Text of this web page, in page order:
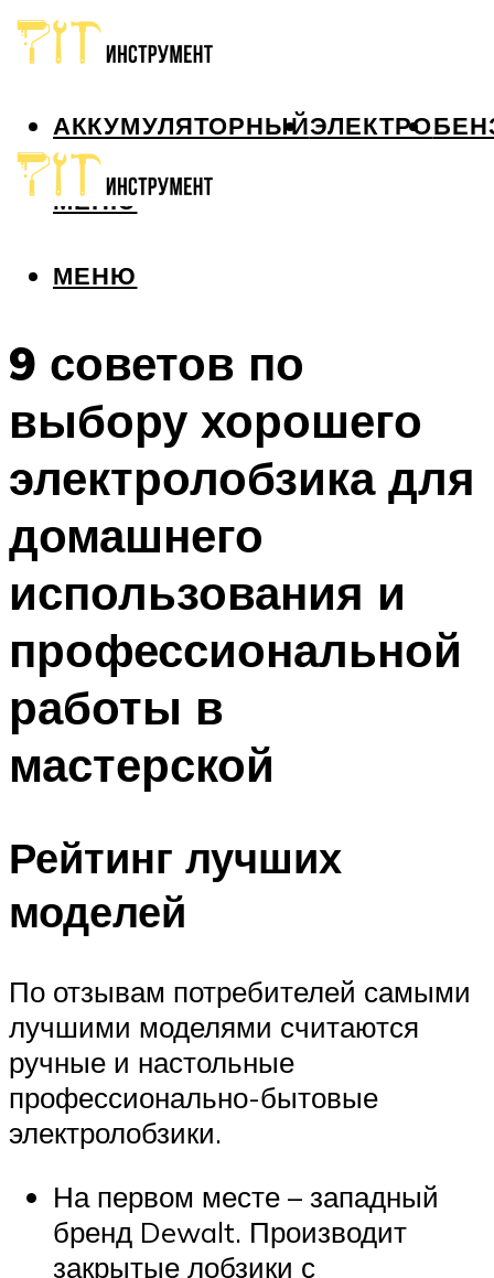
АККУМУЛЯТОРНЫЙЭЛЕКТРО
МЕНЮ
МЕНЮ
9 советов по
выбору хорошего
электролобзика для
домашнего
использования и
профессиональной
работы в
мастерской
Рейтинг лучших
моделей
По отзывам потребителей самыми
лучшими моделями считаются
ручные и настольные
профессионально-бытовые
электролобзики.
На первом месте – западный
бренд Dewalt. Производит
закрытые лобзики с